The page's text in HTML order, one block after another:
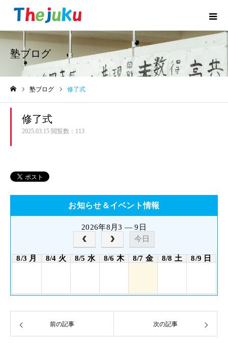
塾ブログ
塾ブログ 修了式
修了式
2025.03.15 閲覧数：113
お知らせ＆イベント情報
2026年8月3 — 9日
今日
8/3 月 8/4 火 8/5 水 8/6 木 8/7 金 8/8 土 8/9 日
前の記事 次の記事